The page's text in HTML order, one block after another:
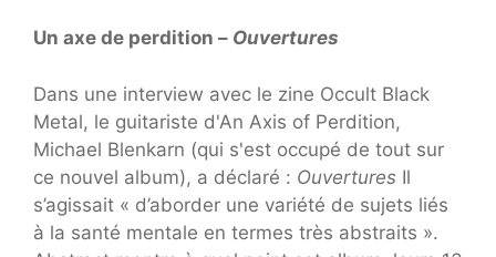
Un axe de perdition – Ouvertures
Dans une interview avec le zine Occult Black
Metal, le guitariste d'An Axis of Perdition,
Michael Blenkarn (qui s'est occupé de tout sur
ce nouvel album), a déclaré : Ouvertures Il
s’agissait « d’aborder une variété de sujets liés
à la santé mentale en termes très abstraits ».